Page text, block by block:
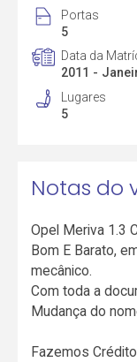
Portas
5
Data da
2011 -
Lugares
5
Notas do
Opel Meriva 1.3
Bom E Barato,
mecânico.
Com toda a
Mudança do
Fazemos